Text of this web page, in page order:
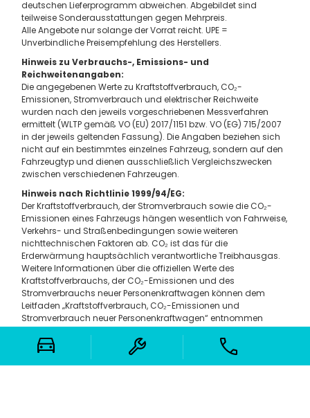
deutschen Lieferprogramm abweichen. Abgebildet sind
teilweise Sonderausstattungen gegen Mehrpreis.
Alle Angebote nur solange der Vorrat reicht. UPE =
Unverbindliche Preisempfehlung des Herstellers.
Hinweis zu Verbrauchs-, Emissions- und
Reichweitenangaben:
Die angegebenen Werte zu Kraftstoffverbrauch, CO₂-
Emissionen, Stromverbrauch und elektrischer Reichweite
wurden nach den jeweils vorgeschriebenen Messverfahren
ermittelt (WLTP gemäß VO (EU) 2017/1151 bzw. VO (EG) 715/2007
in der jeweils geltenden Fassung). Die Angaben beziehen sich
nicht auf ein bestimmtes einzelnes Fahrzeug, sondern auf den
Fahrzeugtyp und dienen ausschließlich Vergleichszwecken
zwischen verschiedenen Fahrzeugen.
Hinweis nach Richtlinie 1999/94/EG:
Der Kraftstoffverbrauch, der Stromverbrauch sowie die CO₂-
Emissionen eines Fahrzeugs hängen wesentlich von Fahrweise,
Verkehrs- und Straßenbedingungen sowie weiteren
nichttechnischen Faktoren ab. CO₂ ist das für die
Erderwärmung hauptsächlich verantwortliche Treibhausgas.
Weitere Informationen über die offiziellen Werte des
Kraftstoffverbrauchs, der CO₂-Emissionen und des
Stromverbrauchs neuer Personenkraftwagen können dem
Leitfaden „Kraftstoffverbrauch, CO₂-Emissionen und
Stromverbrauch neuer Personenkraftwagen“ entnommen
werden, der an allen Verkaufsstellen unentgeltlich erhältlich ist.
Weitere Informationen finden Sie in der Pkw-
Energieverbrauchskennzeichnungsverordnung (Pkw-EnVKV).